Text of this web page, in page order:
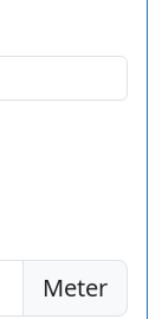
Meter